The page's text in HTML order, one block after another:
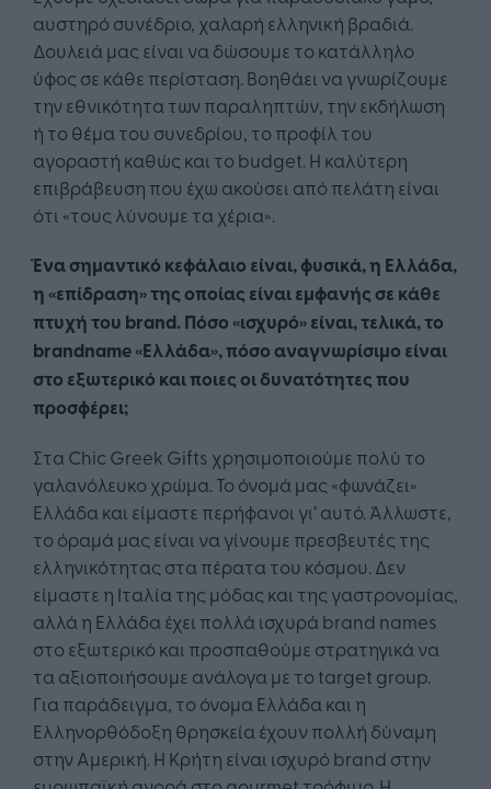
αυστηρό συνέδριο, χαλαρή ελληνική βραδιά.
Δουλειά μας είναι να δώσουμε το κατάλληλο
ύφος σε κάθε περίσταση. Βοηθάει να γνωρίζουμε
την εθνικότητα των παραληπτών, την εκδήλωση
ή το θέμα του συνεδρίου, το προφίλ του
αγοραστή καθώς και το budget. Η καλύτερη
επιβράβευση που έχω ακούσει από πελάτη είναι
ότι «τους λύνουμε τα χέρια».
Ένα σημαντικό κεφάλαιο είναι, φυσικά, η Ελλάδα,
η «επίδραση» της οποίας είναι εμφανής σε κάθε
πτυχή του brand. Πόσο «ισχυρό» είναι, τελικά, το
brandname «Ελλάδα», πόσο αναγνωρίσιμο είναι
στο εξωτερικό και ποιες οι δυνατότητες που
προσφέρει;
Στα Chic Greek Gifts χρησιμοποιούμε πολύ το
γαλανόλευκο χρώμα. To όνομά μας «φωνάζει»
Ελλάδα και είμαστε περήφανοι γι’ αυτό. Άλλωστε,
το όραμά μας είναι να γίνουμε πρεσβευτές της
ελληνικότητας στα πέρατα του κόσμου. Δεν
είμαστε η Ιταλία της μόδας και της γαστρονομίας,
αλλά η Ελλάδα έχει πολλά ισχυρά brand names
στο εξωτερικό και προσπαθούμε στρατηγικά να
τα αξιοποιήσουμε ανάλογα με το target group.
Για παράδειγμα, το όνομα Ελλάδα και η
Ελληνορθόδοξη θρησκεία έχουν πολλή δύναμη
στην Αμερική. Η Κρήτη είναι ισχυρό brand στην